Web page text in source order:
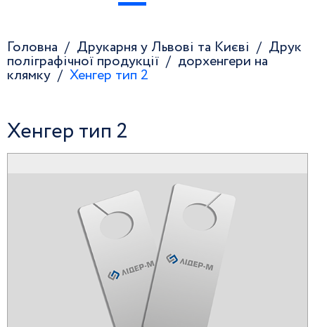
Головна Друкарня у Львові та Києві
Друк
поліграфічної продукції
дорхенгери на
клямку
Хенгер тип 2
Хенгер тип 2